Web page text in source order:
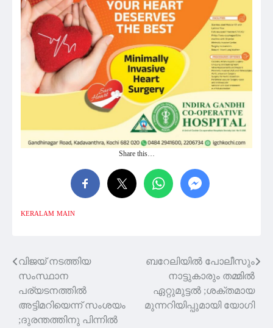
Share this…
KERALAM MAIN
Post
navigation
വിജയ് നടത്തിയ
സംസ്ഥാന
പര്യടനത്തിൽ
അട്ടിമറിയെന്ന് സംശയം
;ദുരന്തത്തിനു പിന്നിൽ
ബറേലിയില്‍ പോലീസും
നാട്ടുകാരും തമ്മില്‍
ഏറ്റുമുട്ടൽ ;ശക്തമായ
മുന്നറിയിപ്പുമായി യോഗി